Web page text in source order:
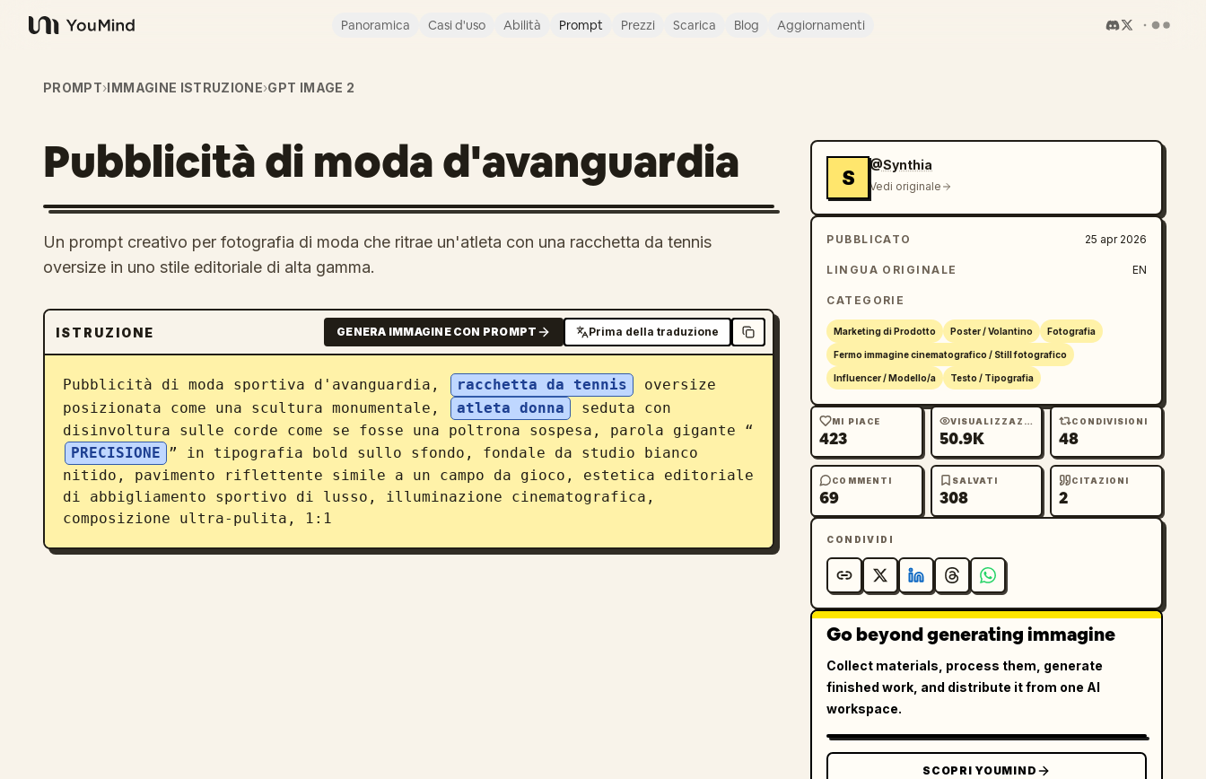
YouMind
Panoramica Casi d'uso Abilità Prompt Prezzi Scarica Blog Aggiornamenti
PROMPT›IMMAGINE ISTRUZIONE›GPT IMAGE 2
Pubblicità di moda d'avanguardia
Un prompt creativo per fotografia di moda che ritrae un'atleta con una racchetta da tennis
oversize in uno stile editoriale di alta gamma.
ISTRUZIONE GENERA IMMAGINE CON PROMPT Prima della traduzione
Pubblicità di moda sportiva d'avanguardia, racchetta da tennis
oversize
posizionata come una scultura monumentale,
atleta donna
seduta con
disinvoltura sulle corde come se fosse una poltrona sospesa, parola gigante “
PRECISIONE ” in tipografia bold sullo sfondo, fondale da studio bianco
nitido, pavimento riflettente simile a un campo da gioco, estetica editoriale
di abbigliamento sportivo di lusso, illuminazione cinematografica,
composizione ultra-pulita, 1:1
S
@Synthia
Vedi originale
PUBBLICATO 25 apr 2026
LINGUA ORIGINALE EN
CATEGORIE
Marketing di Prodotto Poster / Volantino Fotografia
Fermo immagine cinematografico / Still fotografico
Influencer / Modello/a Testo / Tipografia
MI PIACE
423
VISUALIZZAZIONI
50.9K
CONDIVISIONI
48
COMMENTI
69
SALVATI
308
CITAZIONI
2
CONDIVIDI
Go beyond generating immagine
Collect materials, process them, generate
finished work, and distribute it from one AI
workspace.
SCOPRI YOUMIND